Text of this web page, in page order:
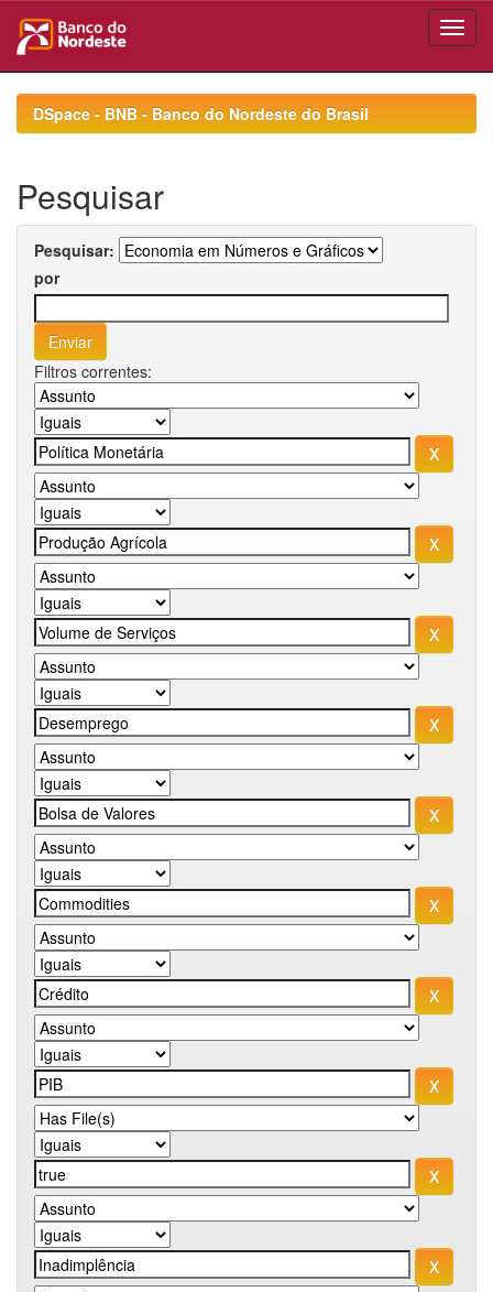
navigationDSpace - BNB - Banco do Nordeste do Brasil
Pesquisar
Pesquisar:
por
Filtros correntes: